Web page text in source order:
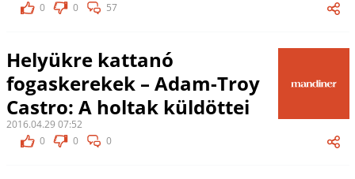
0
0 57
Helyükre kattanó
fogaskerekek – Adam-Troy
Castro: A holtak küldöttei
2016.04.29 07:52
0
0 0